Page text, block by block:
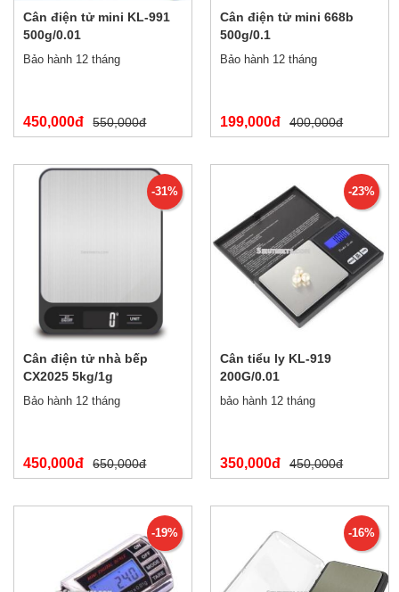
Cân điện tử mini KL-991
500g/0.01
Bảo hành 12 tháng
450,000đ 550,000đ
Cân điện tử mini 668b
500g/0.1
Bảo hành 12 tháng
199,000đ 400,000đ
-31%
Cân điện tử nhà bếp
CX2025 5kg/1g
Bảo hành 12 tháng
450,000đ 650,000đ
-23%
Cân tiểu ly KL-919
200G/0.01
bảo hành 12 tháng
350,000đ 450,000đ
-19% -16%